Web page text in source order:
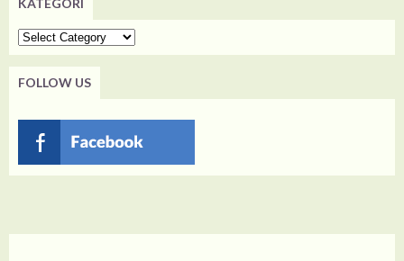
KATEGORI
Kategori
FOLLOW US